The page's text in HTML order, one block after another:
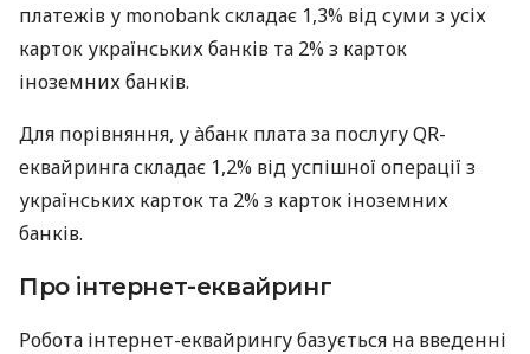
платежів у monobank складає 1,3% від суми з усіх
карток українських банків та 2% з карток
іноземних банків.
Для порівняння, у àбанк плата за послугу QR-
еквайринга складає 1,2% від успішної операції з
українських карток та 2% з карток іноземних
банків.
Про інтернет-еквайринг
Робота інтернет-еквайрингу базується на введенні